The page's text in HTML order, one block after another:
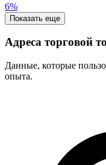
6%
Показать еще
Адреса торговой
Данные, которые
опыта.